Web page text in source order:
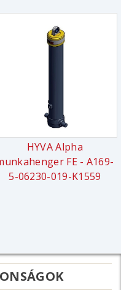
HYVA Alpha
FE - A169-
5-06230-019-K1559